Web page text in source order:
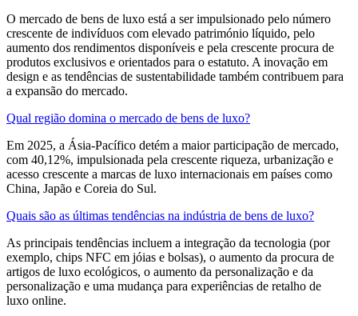
O mercado de bens de luxo está a ser impulsionado pelo número
crescente de indivíduos com elevado património líquido, pelo
aumento dos rendimentos disponíveis e pela crescente procura de
produtos exclusivos e orientados para o estatuto. A inovação em
design e as tendências de sustentabilidade também contribuem para
a expansão do mercado.
Qual região domina o mercado de bens de luxo?
Em 2025, a Ásia-Pacífico detém a maior participação de mercado,
com 40,12%, impulsionada pela crescente riqueza, urbanização e
acesso crescente a marcas de luxo internacionais em países como
China, Japão e Coreia do Sul.
Quais são as últimas tendências na indústria de bens de luxo?
As principais tendências incluem a integração da tecnologia (por
exemplo, chips NFC em jóias e bolsas), o aumento da procura de
artigos de luxo ecológicos, o aumento da personalização e da
personalização e uma mudança para experiências de retalho de
luxo online.